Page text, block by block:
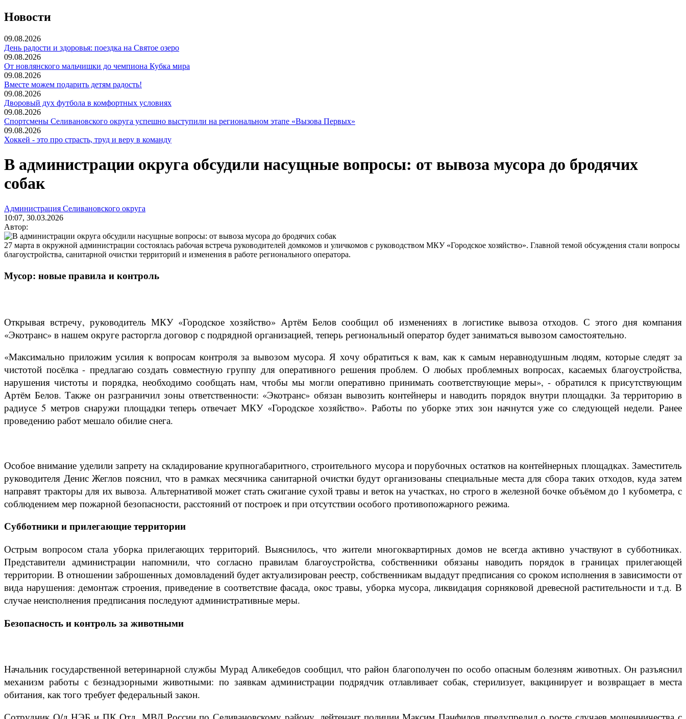
Новости
09.08.2026
День радости и здоровья: поездка на Святое озеро
09.08.2026
От новлянского мальчишки до чемпиона Кубка мира
09.08.2026
Вместе можем подарить детям радость!
09.08.2026
Дворовый дух футбола в комфортных условиях
09.08.2026
Спортсмены Селивановского округа успешно выступили на региональном этапе «Вызова Первых»
09.08.2026
Хоккей - это про страсть, труд и веру в команду
В администрации округа обсудили насущные вопросы: от вывоза мусора до бродячих
собак
Администрация Селивановского округа
10:07, 30.03.2026
Автор:
27 марта в окружной администрации состоялась рабочая встреча руководителей домкомов и уличкомов с руководством МКУ «Городское хозяйство». Главной темой обсуждения стали вопросы
благоустройства, санитарной очистки территорий и изменения в работе регионального оператора.
Мусор: новые правила и контроль
Открывая встречу, руководитель МКУ «Городское хозяйство» Артём Белов сообщил об изменениях в логистике вывоза отходов. С этого дня компания
«Экотранс» в нашем округе расторгла договор с подрядной организацией, теперь региональный оператор будет заниматься вывозом самостоятельно.
«Максимально приложим усилия к вопросам контроля за вывозом мусора. Я хочу обратиться к вам, как к самым неравнодушным людям, которые следят за
чистотой посёлка - предлагаю создать совместную группу для оперативного решения проблем. О любых проблемных вопросах, касаемых благоустройства,
нарушения чистоты и порядка, необходимо сообщать нам, чтобы мы могли оперативно принимать соответствующие меры», - обратился к присутствующим
Артём Белов. Также он разграничил зоны ответственности: «Экотранс» обязан вывозить контейнеры и наводить порядок внутри площадки. За территорию в
радиусе 5 метров снаружи площадки теперь отвечает МКУ «Городское хозяйство». Работы по уборке этих зон начнутся уже со следующей недели. Ранее
проведению работ мешало обилие снега.
Особое внимание уделили запрету на складирование крупногабаритного, строительного мусора и порубочных остатков на контейнерных площадках. Заместитель
руководителя Денис Жеглов пояснил, что в рамках месячника санитарной очистки будут организованы специальные места для сбора таких отходов, куда затем
направят тракторы для их вывоза. Альтернативой может стать сжигание сухой травы и веток на участках, но строго в железной бочке объёмом до 1 кубометра, с
соблюдением мер пожарной безопасности, расстояний от построек и при отсутствии особого противопожарного режима.
Субботники и прилегающие территории
Острым вопросом стала уборка прилегающих территорий. Выяснилось, что жители многоквартирных домов не всегда активно участвуют в субботниках.
Представители администрации напомнили, что согласно правилам благоустройства, собственники обязаны наводить порядок в границах прилегающей
территории. В отношении заброшенных домовладений будет актуализирован реестр, собственникам выдадут предписания со сроком исполнения в зависимости от
вида нарушения: демонтаж строения, приведение в соответствие фасада, окос травы, уборка мусора, ликвидация сорняковой древесной растительности и т.д. В
случае неисполнения предписания последуют административные меры.
Безопасность и контроль за животными
Начальник государственной ветеринарной службы Мурад Аликебедов сообщил, что район благополучен по особо опасным болезням животных. Он разъяснил
механизм работы с безнадзорными животными: по заявкам администрации подрядчик отлавливает собак, стерилизует, вакцинирует и возвращает в места
обитания, как того требует федеральный закон.